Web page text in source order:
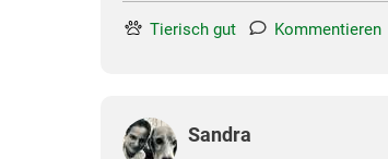
Tierisch gut Kommentieren
Sandra